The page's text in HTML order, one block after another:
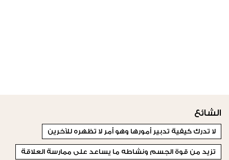
الشائع
لا تدرك كيفية تدبير أمورها وهو أمر لا تظهره للآخرين
تزيد من قوة الجسم ونشاطه ما يساعد على ممارسة العلاقة